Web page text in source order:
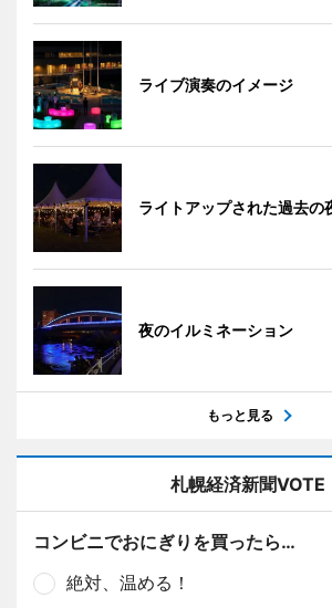
ライブ演奏のイメージ
ライトアップされた過去の
夜のイルミネーション
もっと見る
札幌経済新聞VOTE
コンビニでおにぎりを買ったら…
絶対、温める！